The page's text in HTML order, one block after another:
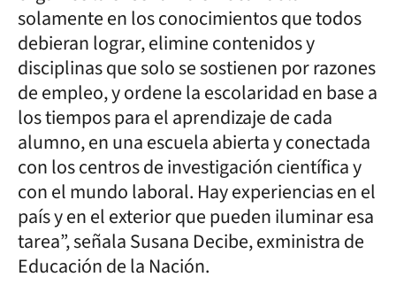
solamente en los conocimientos que todos
debieran lograr, elimine contenidos y
disciplinas que solo se sostienen por razones
de empleo, y ordene la escolaridad en base a
los tiempos para el aprendizaje de cada
alumno, en una escuela abierta y conectada
con los centros de investigación científica y
con el mundo laboral. Hay experiencias en el
país y en el exterior que pueden iluminar esa
tarea”, señala Susana Decibe, exministra de
Educación de la Nación.